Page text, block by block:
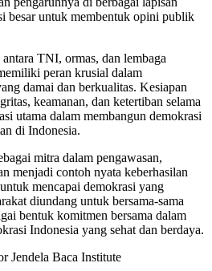
besar untuk membentuk opini publik
TNI, ormas, dan lembaga
peran krusial dalam
damai dan berkualitas. Kesiapan
keamanan, dan ketertiban selama
utama dalam membangun demokrasi
di Indonesia.
mitra dalam pengawasan,
menjadi contoh nyata keberhasilan
mencapai demokrasi yang
diundang untuk bersama-sama
bentuk komitmen bersama dalam
Indonesia yang sehat dan berdaya.
Jendela Baca Institute